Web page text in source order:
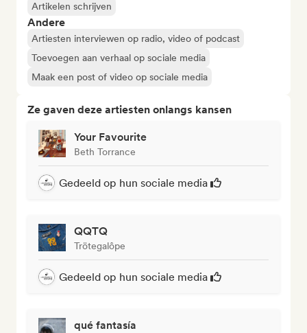
Artikelen schrijven
Andere
Artiesten interviewen op radio, video of podcast
Toevoegen aan verhaal op sociale media
Maak een post of video op sociale media
Ze gaven deze artiesten onlangs kansen
Your Favourite
Beth Torrance
Gedeeld op hun sociale media
QQTQ
Trötegalôpe
Gedeeld op hun sociale media
qué fantasía